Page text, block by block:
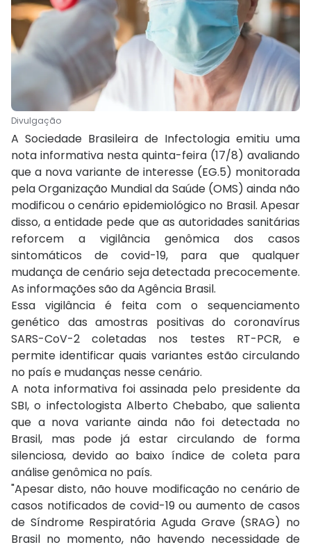
Divulgação
A Sociedade Brasileira de Infectologia emitiu uma
nota informativa nesta quinta-feira (17/8) avaliando
que a nova variante de interesse (EG.5) monitorada
pela Organização Mundial da Saúde (OMS) ainda não
modificou o cenário epidemiológico no Brasil. Apesar
disso, a entidade pede que as autoridades sanitárias
reforcem a vigilância genômica dos casos
sintomáticos de covid-19, para que qualquer
mudança de cenário seja detectada precocemente.
As informações são da Agência Brasil.
Essa vigilância é feita com o sequenciamento
genético das amostras positivas do coronavírus
SARS-CoV-2 coletadas nos testes RT-PCR, e
permite identificar quais variantes estão circulando
no país e mudanças nesse cenário.
A nota informativa foi assinada pelo presidente da
SBI, o infectologista Alberto Chebabo, que salienta
que a nova variante ainda não foi detectada no
Brasil, mas pode já estar circulando de forma
silenciosa, devido ao baixo índice de coleta para
análise genômica no país.
"Apesar disto, não houve modificação no cenário de
casos notificados de covid-19 ou aumento de casos
de Síndrome Respiratória Aguda Grave (SRAG) no
Brasil no momento, não havendo necessidade de